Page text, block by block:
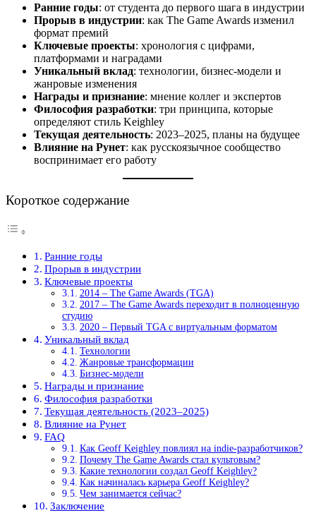
Ранние годы: от студента до первого шага в индустрии
Прорыв в индустрии: как The Game Awards изменил
формат премий
Ключевые проекты: хронология с цифрами,
платформами и наградами
Уникальный вклад: технологии, бизнес-модели и
жанровые изменения
Награды и признание: мнение коллег и экспертов
Философия разработки: три принципа, которые
определяют стиль Keighley
Текущая деятельность: 2023–2025, планы на будущее
Влияние на Рунет: как русскоязычное сообщество
воспринимает его работу
Короткое содержание
Ранние годы
Прорыв в индустрии
Ключевые проекты
2014 – The Game Awards (TGA)
2017 – The Game Awards переходит в полноценную
студию
2020 – Первый TGA с виртуальным форматом
Уникальный вклад
Технологии
Жанровые трансформации
Бизнес-модели
Награды и признание
Философия разработки
Текущая деятельность (2023–2025)
Влияние на Рунет
FAQ
Как Geoff Keighley повлиял на indie-разработчиков?
Почему The Game Awards стал культовым?
Какие технологии создал Geoff Keighley?
Как начиналась карьера Geoff Keighley?
Чем занимается сейчас?
Заключение